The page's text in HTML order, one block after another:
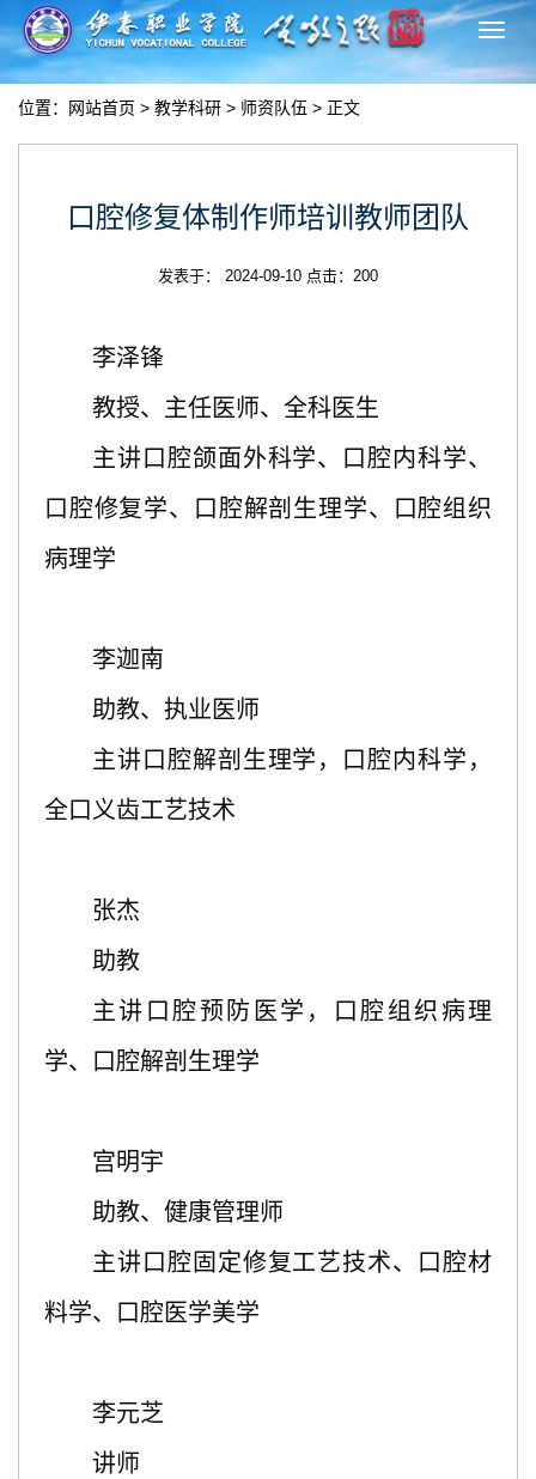
切
换
位置： 网站首页 > 教学科研 > 师资队伍 > 正文
口腔修复体制作师培训教师团队
发表于： 2024-09-10 点击： 200
李泽锋
教授、主任医师、全科医生
主讲口腔颌面外科学、口腔内科学、
口腔修复学、口腔解剖生理学、口腔组织
病理学
李迦南
助教、执业医师
主讲口腔解剖生理学，口腔内科学，
全口义齿工艺技术
张杰
助教
主讲口腔预防医学，口腔组织病理
学、口腔解剖生理学
宫明宇
助教、健康管理师
主讲口腔固定修复工艺技术、口腔材
料学、口腔医学美学
李元芝
讲师